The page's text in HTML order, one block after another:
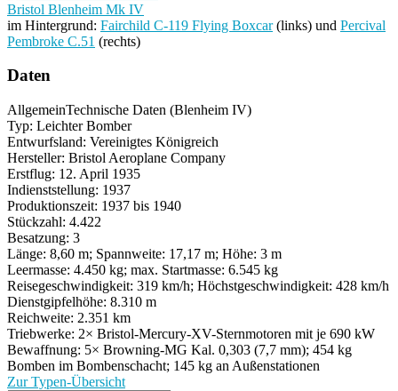
Bristol Blenheim Mk IV
im Hintergrund: Fairchild C-119 Flying Boxcar(links) und Percival
Pembroke C.51 (rechts)
Daten
AllgemeinTechnische Daten (Blenheim IV)
Typ: Leichter Bomber
Entwurfsland: Vereinigtes Königreich
Hersteller: Bristol Aeroplane Company
Erstflug: 12. April 1935
Indienststellung: 1937
Produktionszeit: 1937 bis 1940
Stückzahl: 4.422
Besatzung: 3
Länge: 8,60 m; Spannweite: 17,17 m; Höhe: 3 m
Leermasse: 4.450 kg; max. Startmasse: 6.545 kg
Reisegeschwindigkeit: 319 km/h; Höchstgeschwindigkeit: 428 km/h
Dienstgipfelhöhe: 8.310 m
Reichweite: 2.351 km
Triebwerke: 2× Bristol-Mercury-XV-Sternmotoren mit je 690 kW
Bewaffnung: 5× Browning-MG Kal. 0,303 (7,7 mm); 454 kg
Bomben im Bombenschacht; 145 kg an Außenstationen
Zur Typen-Übersicht